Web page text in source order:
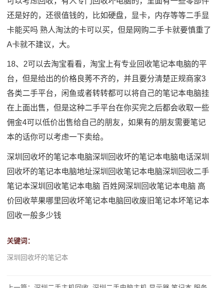
还是好的，还很值钱的，比如硬盘，显卡，内存等等二手显
卡能买吗 熟人淘汰的卡可以买，但是网购二手卡就要慎重了
A卡就不建议，大。
18、2可以去淘宝看看，淘宝上有专业回收笔记本电脑的平
台，但是给出的价格良莠不齐的，并且要分清楚正规商家3
各类二手平台，闲鱼或者转转都可以将自己的笔记本电脑挂
在上面出售，但是这种二手平台在你买完之后都会收取一些
佣金4可以低价出售给自己的朋友，如果有的朋友需要笔记
本的话你可以考虑一下卖给。
深圳回收坏的笔记本电脑深圳回收坏的笔记本电脑电话深圳
回收坏的笔记本电脑地址深圳回收笔记本电脑深圳回收二手
笔记本深圳回收笔记本电脑 百姓网深圳回收笔记本电脑 高
价回收苹果哪里回收坏笔记本电脑 回收废旧笔记本坏笔记本
回收一般多少钱
关键词：
深圳回收坏的笔记本